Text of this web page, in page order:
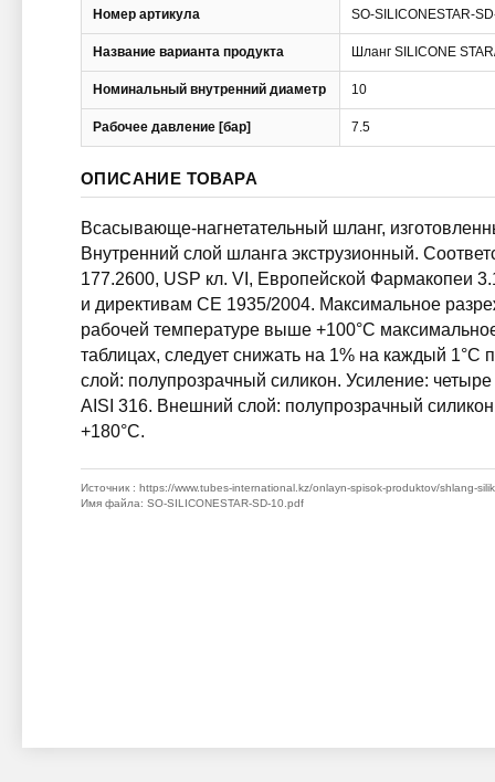
Номер артикула SO-SILICONESTAR-
Название варианта продукта Шланг SILICONE
Номинальный внутренний диаметр 10
Рабочее давление [бар] 7.5
ОПИСАНИЕ ТОВАРА
Всасывающе-нагнетательный шланг,
Внутренний слой шланга экструзионный.
177.2600, USP кл. VI, Европейской Фармакопеи
и директивам CE 1935/2004. Максимальное
рабочей температуре выше +100°C
таблицах, следует снижать на 1% на каждый
слой: полупрозрачный силикон. Усиление:
AISI 316. Внешний слой: полупрозрачный
+180°C.
Источник : https://www.tubes-international.kz/onlayn-spisok-produktov/shlang-
Имя файла: SO-SILICONESTAR-SD-10.pdf